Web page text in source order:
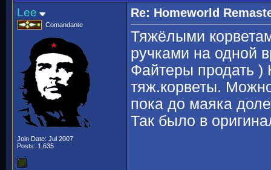
Lee
Comandante
Join Date: Jul 2007
Posts: 1,635
Re: Homeworld
Тяжёлыми
ручками на одной
Файтеры продать )
тяж.корветы.
пока до маяка
Так было в